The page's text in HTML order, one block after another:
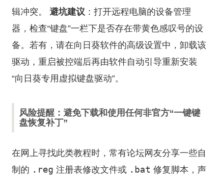
辑冲突。 避坑建议 ：打开远程电脑的设备管理
器，检查“键盘”一栏下是否存在带黄色感叹号的设
备。若有，请在向日葵软件的高级设置中，卸载该
驱动，重启被控端后再由软件自动引导重新安装
“向日葵专用虚拟键盘驱动”。
风险提醒：避免下载和使用任何非官方“一键键
盘恢复补丁”
在网上寻找此类教程时，常有论坛网友分享一些自
制的 .reg 注册表修改文件或 .bat 修复脚本，声